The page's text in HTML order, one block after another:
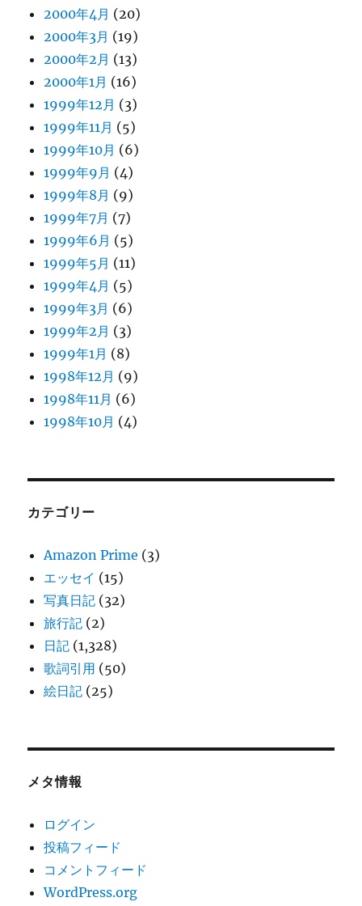
2000年4月 (20)
2000年3月 (19)
2000年2月 (13)
2000年1月 (16)
1999年12月 (3)
1999年11月 (5)
1999年10月 (6)
1999年9月 (4)
1999年8月 (9)
1999年7月 (7)
1999年6月 (5)
1999年5月 (11)
1999年4月 (5)
1999年3月 (6)
1999年2月 (3)
1999年1月 (8)
1998年12月 (9)
1998年11月 (6)
1998年10月 (4)
カテゴリー
Amazon Prime (3)
エッセイ (15)
写真日記 (32)
旅行記 (2)
日記 (1,328)
歌詞引用 (50)
絵日記 (25)
メタ情報
ログイン
投稿フィード
コメントフィード
WordPress.org